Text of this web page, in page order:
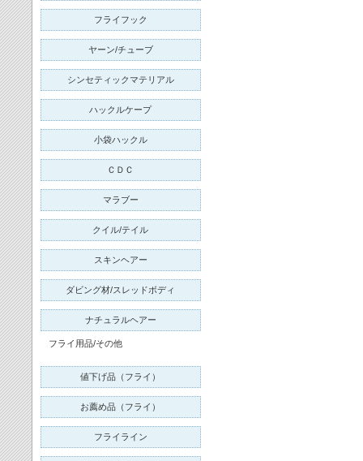
フライフック
ヤーン/チューブ
シンセティックマテリアル
ハックルケープ
小袋ハックル
ＣＤＣ
マラブー
クイル/テイル
スキンヘアー
ダビング材/スレッドボディ
ナチュラルヘアー
フライ用品/その他
値下げ品（フライ）
お薦め品（フライ）
フライライン